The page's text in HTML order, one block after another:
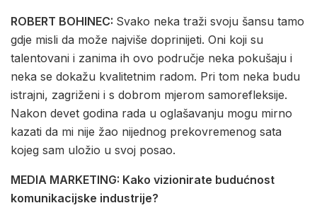
ROBERT BOHINEC: Svako neka traži svoju šansu tamo
gdje misli da može najviše doprinijeti. Oni koji su
talentovani i zanima ih ovo područje neka pokušaju i
neka se dokažu kvalitetnim radom. Pri tom neka budu
istrajni, zagriženi i s dobrom mjerom samorefleksije.
Nakon devet godina rada u oglašavanju mogu mirno
kazati da mi nije žao nijednog prekovremenog sata
kojeg sam uložio u svoj posao.
MEDIA MARKETING: Kako vizionirate budućnost
komunikacijske industrije?